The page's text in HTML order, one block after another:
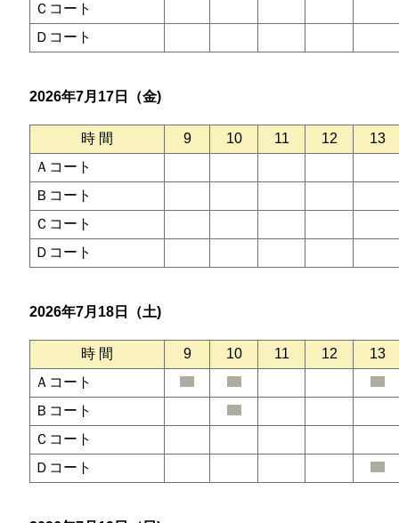
Ｃコート
Ｄコート
2026年7月17日（金)
時 間 9 10 11 12
13
Ａコート
Ｂコート
Ｃコート
Ｄコート
2026年7月18日（土)
時 間 9 10 11 12
13
Ａコート
Ｂコート
Ｃコート
Ｄコート